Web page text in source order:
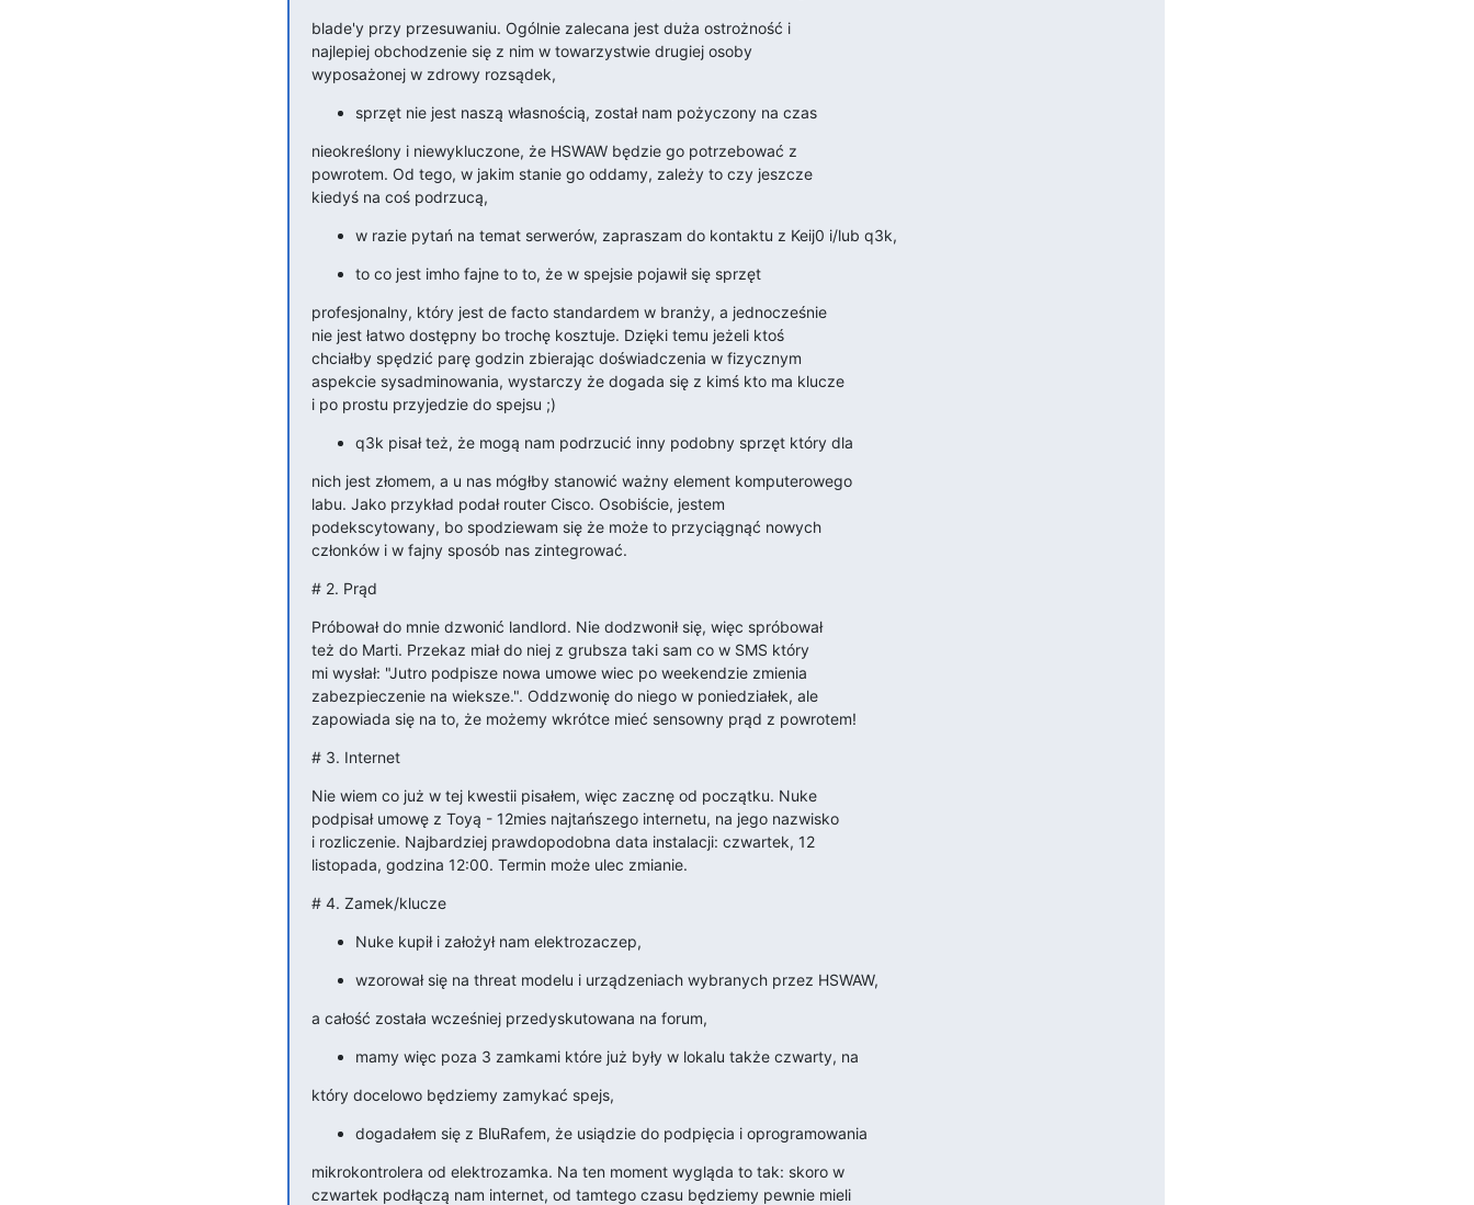
blade'y przy przesuwaniu. Ogólnie zalecana jest duża ostrożność i
najlepiej obchodzenie się z nim w towarzystwie drugiej osoby
wyposażonej w zdrowy rozsądek,
sprzęt nie jest naszą własnością, został nam pożyczony na czas
nieokreślony i niewykluczone, że HSWAW będzie go potrzebować z
powrotem. Od tego, w jakim stanie go oddamy, zależy to czy jeszcze
kiedyś na coś podrzucą,
w razie pytań na temat serwerów, zapraszam do kontaktu z Keij0 i/lub q3k,
to co jest imho fajne to to, że w spejsie pojawił się sprzęt
profesjonalny, który jest de facto standardem w branży, a jednocześnie
nie jest łatwo dostępny bo trochę kosztuje. Dzięki temu jeżeli ktoś
chciałby spędzić parę godzin zbierając doświadczenia w fizycznym
aspekcie sysadminowania, wystarczy że dogada się z kimś kto ma klucze
i po prostu przyjedzie do spejsu ;)
q3k pisał też, że mogą nam podrzucić inny podobny sprzęt który dla
nich jest złomem, a u nas mógłby stanowić ważny element komputerowego
labu. Jako przykład podał router Cisco. Osobiście, jestem
podekscytowany, bo spodziewam się że może to przyciągnąć nowych
członków i w fajny sposób nas zintegrować.
# 2. Prąd
Próbował do mnie dzwonić landlord. Nie dodzwonił się, więc spróbował
też do Marti. Przekaz miał do niej z grubsza taki sam co w SMS który
mi wysłał: "Jutro podpisze nowa umowe wiec po weekendzie zmienia
zabezpieczenie na wieksze.". Oddzwonię do niego w poniedziałek, ale
zapowiada się na to, że możemy wkrótce mieć sensowny prąd z powrotem!
# 3. Internet
Nie wiem co już w tej kwestii pisałem, więc zacznę od początku. Nuke
podpisał umowę z Toyą - 12mies najtańszego internetu, na jego nazwisko
i rozliczenie. Najbardziej prawdopodobna data instalacji: czwartek, 12
listopada, godzina 12:00. Termin może ulec zmianie.
# 4. Zamek/klucze
Nuke kupił i założył nam elektrozaczep,
wzorował się na threat modelu i urządzeniach wybranych przez HSWAW,
a całość została wcześniej przedyskutowana na forum,
mamy więc poza 3 zamkami które już były w lokalu także czwarty, na
który docelowo będziemy zamykać spejs,
dogadałem się z BluRafem, że usiądzie do podpięcia i oprogramowania
mikrokontrolera od elektrozamka. Na ten moment wygląda to tak: skoro w
czwartek podłączą nam internet, od tamtego czasu będziemy pewnie mieli